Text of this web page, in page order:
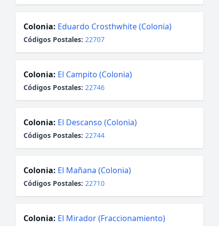
Colonia: Eduardo Crosthwhite (Colonia)
Códigos Postales: 22707
Colonia: El Campito (Colonia)
Códigos Postales: 22746
Colonia: El Descanso (Colonia)
Códigos Postales: 22744
Colonia: El Mañana (Colonia)
Códigos Postales: 22710
Colonia: El Mirador (Fraccionamiento)